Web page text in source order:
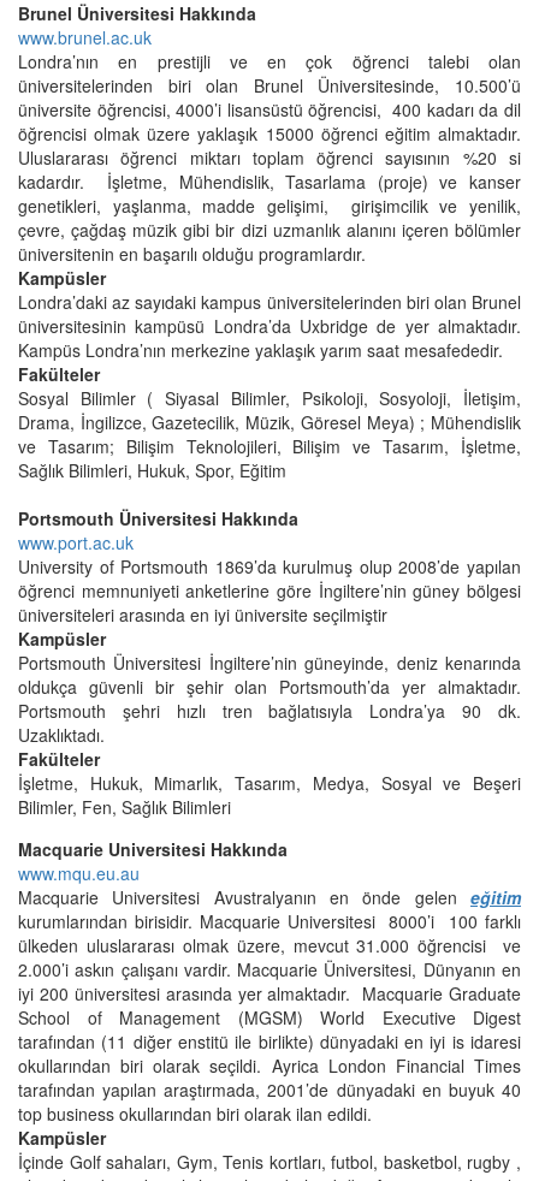
Brunel Üniversitesi Hakkında
www.brunel.ac.uk
Londra’nın en prestijli ve en çok öğrenci talebi olan
üniversitelerinden biri olan Brunel Üniversitesinde, 10.500’ü
üniversite öğrencisi, 4000’i lisansüstü öğrencisi, 400 kadarı da dil
öğrencisi olmak üzere yaklaşık 15000 öğrenci eğitim almaktadır.
Uluslararası öğrenci miktarı toplam öğrenci sayısının %20 si
kadardır. İşletme, Mühendislik, Tasarlama (proje) ve kanser
genetikleri, yaşlanma, madde gelişimi, girişimcilik ve yenilik,
çevre, çağdaş müzik gibi bir dizi uzmanlık alanını içeren bölümler
üniversitenin en başarılı olduğu programlardır.
Kampüsler
Londra’daki az sayıdaki kampus üniversitelerinden biri olan Brunel
üniversitesinin kampüsü Londra’da Uxbridge de yer almaktadır.
Kampüs Londra’nın merkezine yaklaşık yarım saat mesafededir.
Fakülteler
Sosyal Bilimler ( Siyasal Bilimler, Psikoloji, Sosyoloji, İletişim,
Drama, İngilizce, Gazetecilik, Müzik, Göresel Meya) ; Mühendislik
ve Tasarım; Bilişim Teknolojileri, Bilişim ve Tasarım, İşletme,
Sağlık Bilimleri, Hukuk, Spor, Eğitim
Portsmouth Üniversitesi Hakkında
www.port.ac.uk
University of Portsmouth 1869’da kurulmuş olup 2008’de yapılan
öğrenci memnuniyeti anketlerine göre İngiltere’nin güney bölgesi
üniversiteleri arasında en iyi üniversite seçilmiştir
Kampüsler
Portsmouth Üniversitesi İngiltere’nin güneyinde, deniz kenarında
oldukça güvenli bir şehir olan Portsmouth’da yer almaktadır.
Portsmouth şehri hızlı tren bağlatısıyla Londra’ya 90 dk.
Uzaklıktadı.
Fakülteler
İşletme, Hukuk, Mimarlık, Tasarım, Medya, Sosyal ve Beşeri
Bilimler, Fen, Sağlık Bilimleri
Macquarie Universitesi Hakkında
www.mqu.eu.au
Macquarie Universitesi Avustralyanın en önde gelen eğitim
kurumlarından birisidir. Macquarie Universitesi 8000’i 100 farklı
ülkeden uluslararası olmak üzere, mevcut 31.000 öğrencisi ve
2.000’i askın çalışanı vardir. Macquarie Üniversitesi, Dünyanın en
iyi 200 üniversitesi arasında yer almaktadır. Macquarie Graduate
School of Management (MGSM) World Executive Digest
tarafından (11 diğer enstitü ile birlikte) dünyadaki en iyi is idaresi
okullarından biri olarak seçildi. Ayrica London Financial Times
tarafından yapılan araştırmada, 2001’de dünyadaki en buyuk 40
top business okullarından biri olarak ilan edildi.
Kampüsler
İçinde Golf sahaları, Gym, Tenis kortları, futbol, basketbol, rugby ,